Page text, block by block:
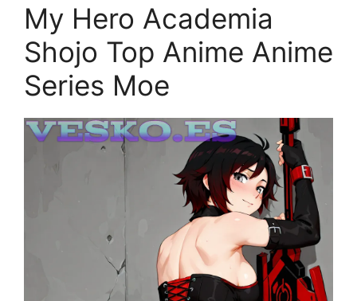
My Hero Academia
Shojo Top Anime Anime
Series Moe